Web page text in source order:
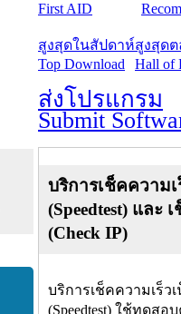
First AID
สูงสุดในสัปดาห์
Top Download
สูงสุด
Hall of
ส่งโปรแกรม
Submit
บริการเช็คความเ
(Speedtest) และ
(Check IP)
บริการเช็คความเร็ว
(Speedtest) ใช้ทดสอ